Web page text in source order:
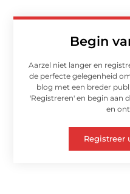
Begin
Aarzel niet langer en
de perfecte gelegenheid
blog met een breder
'Registreren' en begin aan
en
Registreer